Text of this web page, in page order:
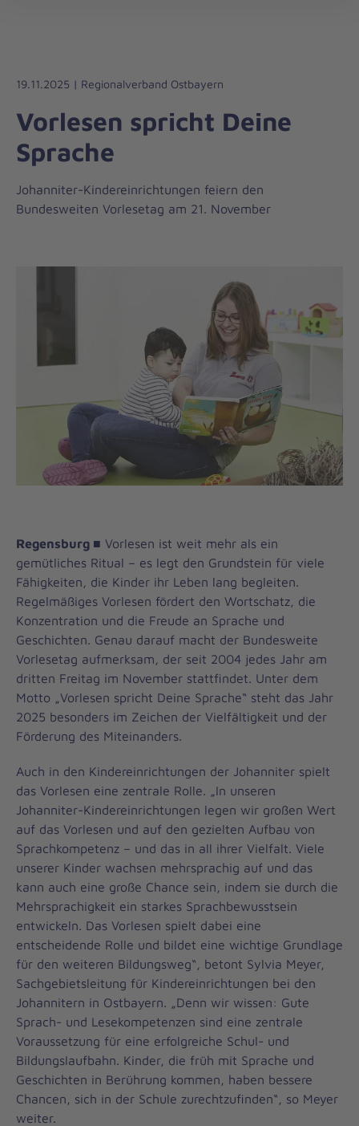
Liebe
Leben
19.11.2025 | Regionalverband Ostbayern
Vorlesen spricht Deine
Sprache
Johanniter-Kindereinrichtungen feiern den
Bundesweiten Vorlesetag am 21. November
Regensburg ■ Vorlesen ist weit mehr als ein
gemütliches Ritual – es legt den Grundstein für viele
Fähigkeiten, die Kinder ihr Leben lang begleiten.
Regelmäßiges Vorlesen fördert den Wortschatz, die
Konzentration und die Freude an Sprache und
Geschichten. Genau darauf macht der Bundesweite
Vorlesetag aufmerksam, der seit 2004 jedes Jahr am
dritten Freitag im November stattfindet. Unter dem
Motto „Vorlesen spricht Deine Sprache“ steht das Jahr
2025 besonders im Zeichen der Vielfältigkeit und der
Förderung des Miteinanders.
Auch in den Kindereinrichtungen der Johanniter spielt
das Vorlesen eine zentrale Rolle. „In unseren
Johanniter-Kindereinrichtungen legen wir großen Wert
auf das Vorlesen und auf den gezielten Aufbau von
Sprachkompetenz – und das in all ihrer Vielfalt. Viele
unserer Kinder wachsen mehrsprachig auf und das
kann auch eine große Chance sein, indem sie durch die
Mehrsprachigkeit ein starkes Sprachbewusstsein
entwickeln. Das Vorlesen spielt dabei eine
entscheidende Rolle und bildet eine wichtige Grundlage
für den weiteren Bildungsweg“, betont Sylvia Meyer,
Sachgebietsleitung für Kindereinrichtungen bei den
Johannitern in Ostbayern. „Denn wir wissen: Gute
Sprach- und Lesekompetenzen sind eine zentrale
Voraussetzung für eine erfolgreiche Schul- und
Bildungs­laufbahn. Kinder, die früh mit Sprache und
Geschichten in Berührung kommen, haben bessere
Chancen, sich in der Schule zurechtzufinden“, so Meyer
weiter.